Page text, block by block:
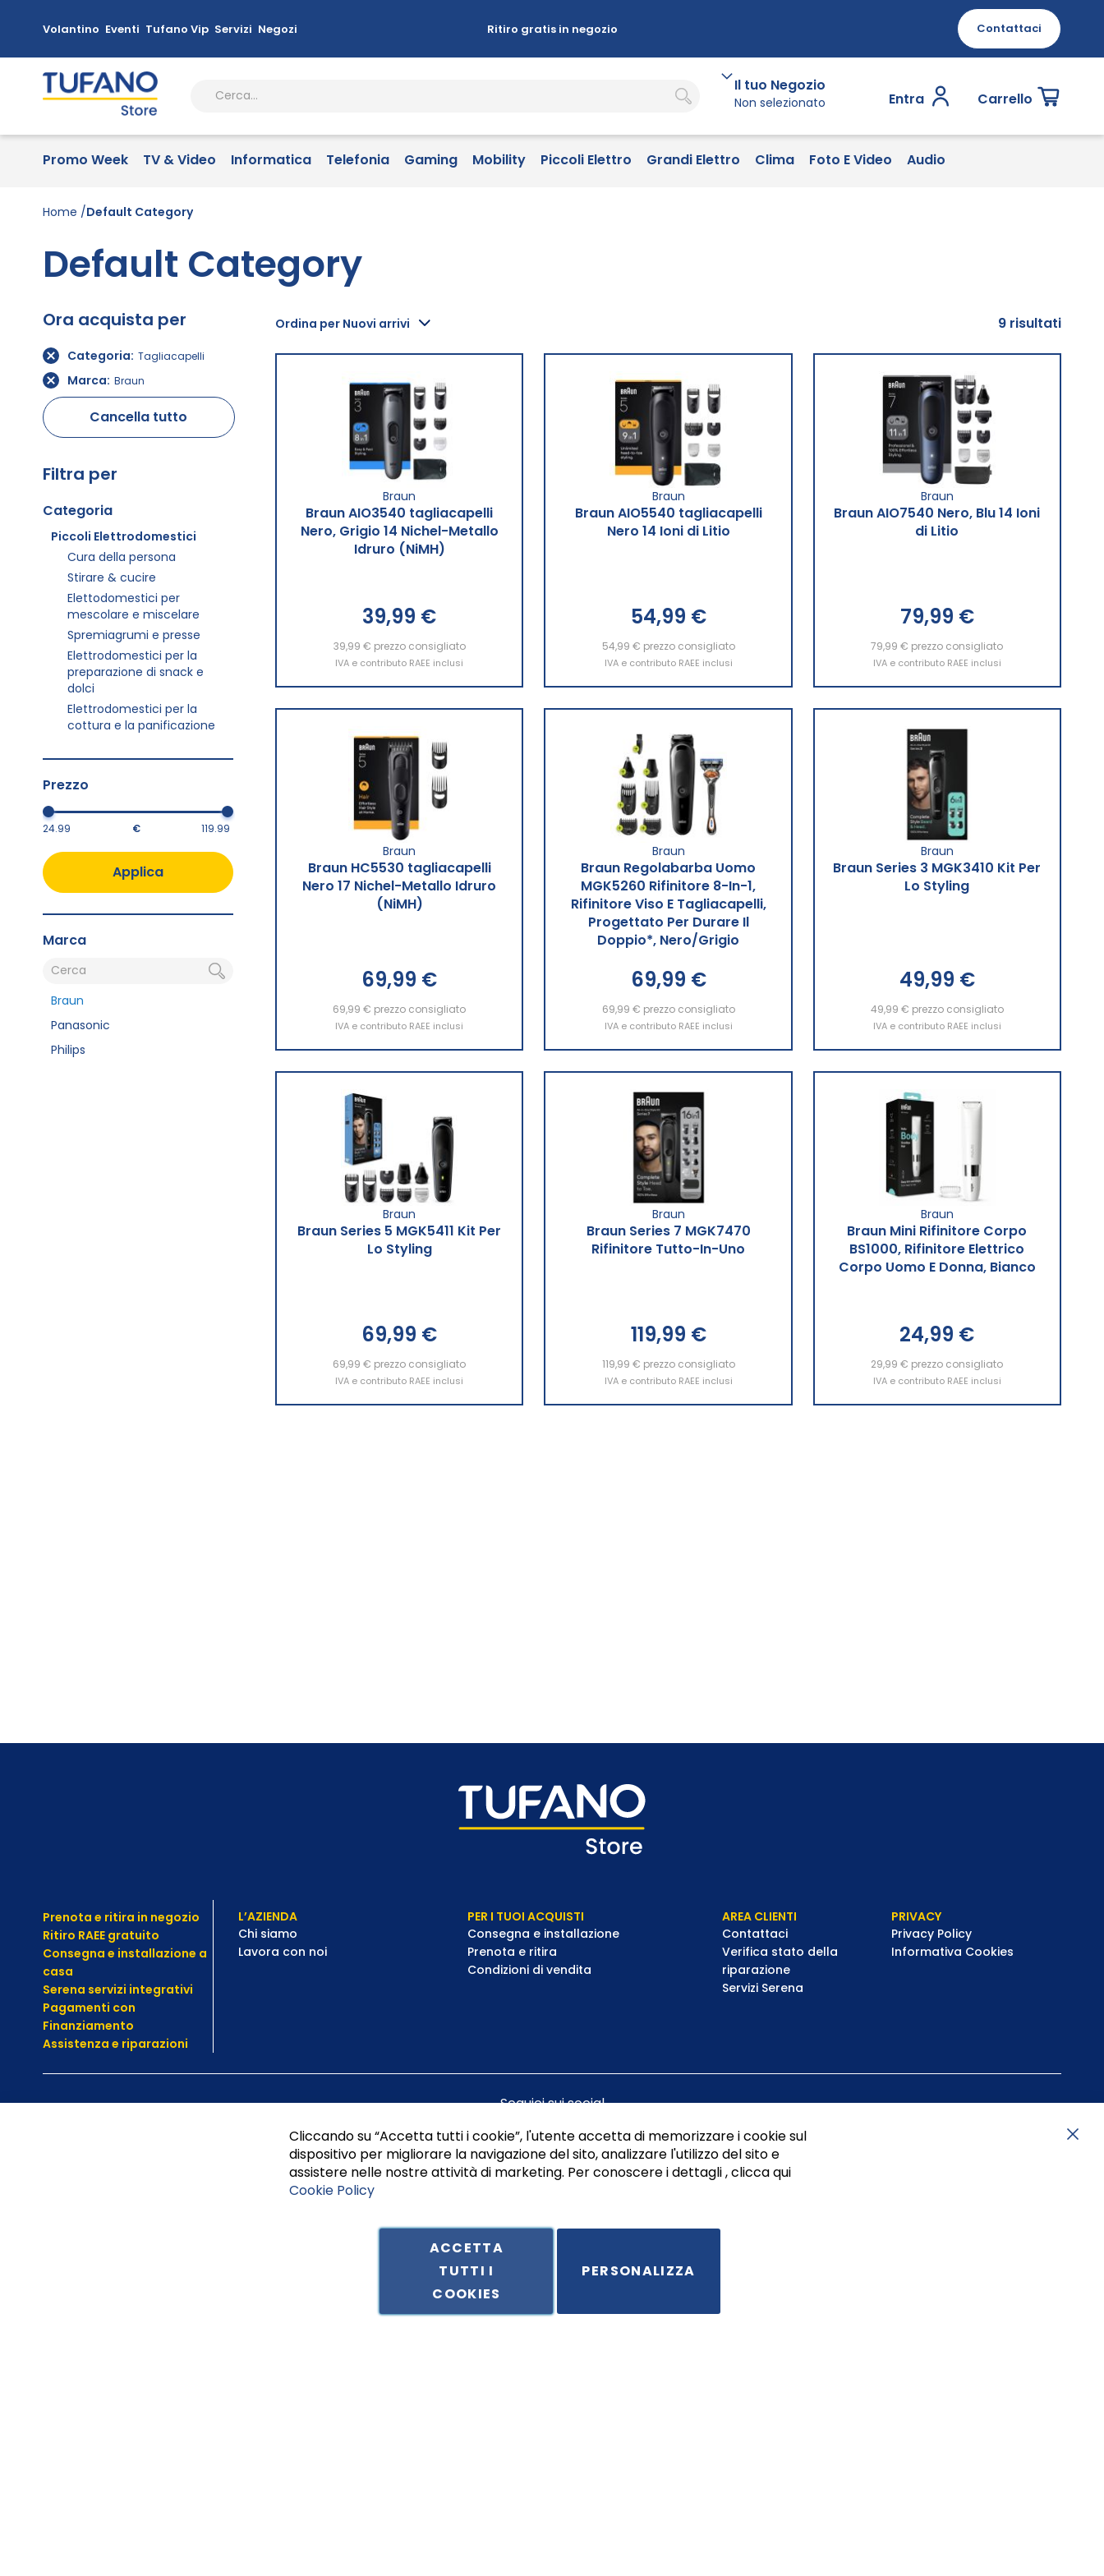
Volantino Eventi Tufano Vip Servizi Negozi Ritiro gratis in negozio Contattaci
Il tuo Negozio
Non selezionato Entra Carrello
Promo Week TV & Video Informatica Telefonia Gaming Mobility Piccoli Elettro Grandi Elettro Clima Foto E Video Audio
Home Default Category
Default Category
Ordina per Nuovi arrivi 9 risultati
Braun
Braun AIO3540 tagliacapelli
Nero, Grigio 14 Nichel-Metallo
Idruro (NiMH)
39,99 €
39,99 € prezzo consigliato
IVA e contributo RAEE inclusi
Aggiungi al Carrello
Braun
Braun AIO5540 tagliacapelli
Nero 14 Ioni di Litio
54,99 €
54,99 € prezzo consigliato
IVA e contributo RAEE inclusi
Aggiungi al Carrello
Braun
Braun AIO7540 Nero, Blu 14 Ioni
di Litio
79,99 €
79,99 € prezzo consigliato
IVA e contributo RAEE inclusi
Aggiungi al Carrello
Braun
Braun HC5530 tagliacapelli
Nero 17 Nichel-Metallo Idruro
(NiMH)
69,99 €
69,99 € prezzo consigliato
IVA e contributo RAEE inclusi
Aggiungi al Carrello
Braun
Braun Regolabarba Uomo
MGK5260 Rifinitore 8-In-1,
Rifinitore Viso E Tagliacapelli,
Progettato Per Durare Il
Doppio*, Nero/Grigio
69,99 €
69,99 € prezzo consigliato
IVA e contributo RAEE inclusi
Aggiungi al Carrello
Braun
Braun Series 3 MGK3410 Kit Per
Lo Styling
49,99 €
49,99 € prezzo consigliato
IVA e contributo RAEE inclusi
Aggiungi al Carrello
Braun
Braun Series 5 MGK5411 Kit Per
Lo Styling
69,99 €
69,99 € prezzo consigliato
IVA e contributo RAEE inclusi
Aggiungi al Carrello
Braun
Braun Series 7 MGK7470
Rifinitore Tutto-In-Uno
119,99 €
119,99 € prezzo consigliato
IVA e contributo RAEE inclusi
Aggiungi al Carrello
Braun
Braun Mini Rifinitore Corpo
BS1000, Rifinitore Elettrico
Corpo Uomo E Donna, Bianco
24,99 €
29,99 € prezzo consigliato
IVA e contributo RAEE inclusi
Aggiungi al Carrello
Ora acquista per
Categoria Tagliacapelli
Marca Braun
Cancella tutto
Filtra per
Categoria
Piccoli Elettrodomestici
Cura della persona
Stirare & cucire
Elettodomestici per
mescolare e miscelare
Spremiagrumi e presse
Elettrodomestici per la
preparazione di snack e
dolci
Elettrodomestici per la
cottura e la panificazione
Prezzo
€
Applica
Marca
Braun
Panasonic
Philips
Prenota e ritira in negozio
Ritiro RAEE gratuito
Consegna e installazione a
casa
Serena servizi integrativi
Pagamenti con
Finanziamento
Assistenza e riparazioni
L’AZIENDA
Chi siamo
Lavora con noi
PER I TUOI ACQUISTI
Consegna e installazione
Prenota e ritira
Condizioni di vendita
AREA CLIENTI
Contattaci
Verifica stato della
riparazione
Servizi Serena
PRIVACY
Privacy Policy
Informativa Cookies
Seguici sui social
Tufano Teresa S.r.l’. Cap. Soc. i.v. € 312.000,00 - Sede legale in Via Principe di Piemonte 199, cap. 80026 Casoria (NA) - C.F. 05834470634 - P.I. 01465221214, iscritta alla C.C.I.A.A.
Cliccando su “Accetta tutti i cookie”, l'utente accetta di memorizzare i cookie sul
dispositivo per migliorare la navigazione del sito, analizzare l'utilizzo del sito e
assistere nelle nostre attività di marketing. Per conoscere i dettagli , clicca qui
Cookie Policy
ACCETTA
TUTTI I
COOKIES
PERSONALIZZA